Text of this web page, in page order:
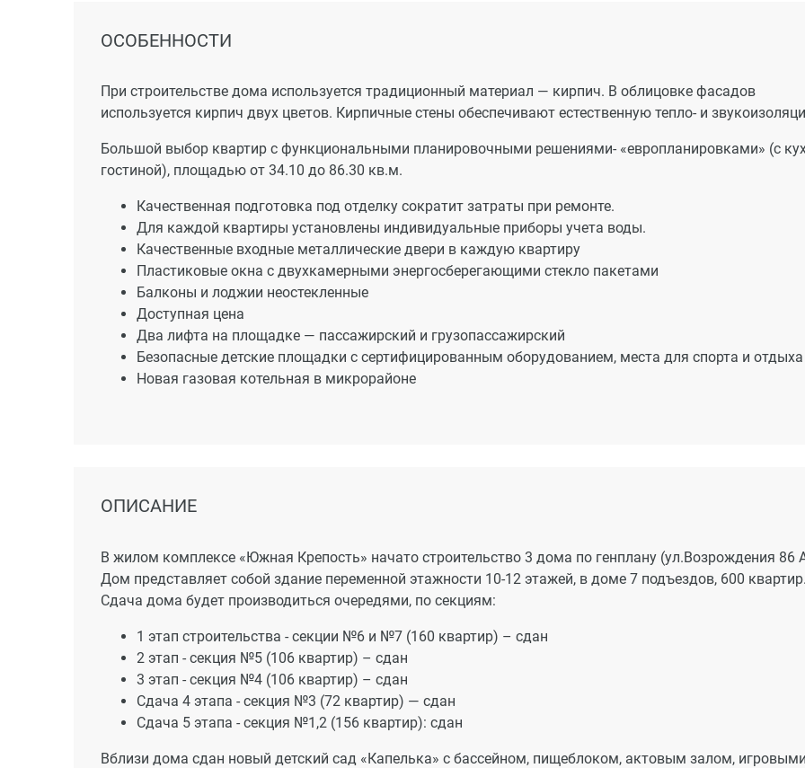
ОСОБЕННОСТИ
При строительстве дома используется традиционный материал — кирпич. В облицовке фасадов
используется кирпич двух цветов. Кирпичные стены обеспечивают естественную тепло- и
Большой выбор квартир с функциональными планировочными решениями- «европланировками» (с
гостиной), площадью от 34.10 до 86.30 кв.м.
Качественная подготовка под отделку сократит затраты при ремонте.
Для каждой квартиры установлены индивидуальные приборы учета воды.
Качественные входные металлические двери в каждую квартиру
Пластиковые окна с двухкамерными энергосберегающими стекло пакетами
Балконы и лоджии неостекленные
Доступная цена
Два лифта на площадке — пассажирский и грузопассажирский
Безопасные детские площадки с сертифицированным оборудованием, места для спорта и отдыха
Новая газовая котельная в микрорайоне
ОПИСАНИЕ
В жилом комплексе «Южная Крепость» начато строительство 3 дома по генплану (ул.Возрождения 86
Дом представляет собой здание переменной этажности 10-12 этажей, в доме 7 подъездов, 600
Сдача дома будет производиться очередями, по секциям:
1 этап строительства - секции №6 и №7 (160 квартир) – сдан
2 этап - секция №5 (106 квартир) – сдан
3 этап - секция №4 (106 квартир) – сдан
Сдача 4 этапа - секция №3 (72 квартир) — сдан
Сдача 5 этапа - секция №1,2 (156 квартир): сдан
Вблизи дома сдан новый детский сад «Капелька» с бассейном, пищеблоком, актовым залом,